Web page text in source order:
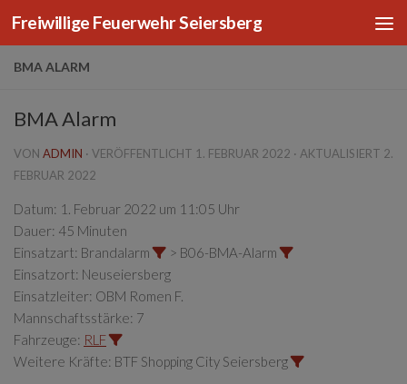
Zum Inhalt springen
Freiwillige Feuerwehr Seiersberg
BMA ALARM
BMA Alarm
VON ADMIN · VERÖFFENTLICHT 1. FEBRUAR 2022 · AKTUALISIERT 2.
FEBRUAR 2022
Datum: 1. Februar 2022 um 11:05 Uhr
Dauer: 45 Minuten
Einsatzart: Brandalarm
> B06-BMA-Alarm
Einsatzort: Neuseiersberg
Einsatzleiter: OBM Romen F.
Mannschaftsstärke: 7
Fahrzeuge: RLF
Weitere Kräfte: BTF Shopping City Seiersberg